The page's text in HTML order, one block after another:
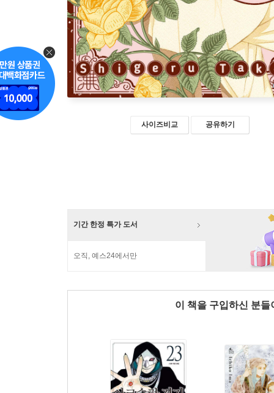
사이즈비교 공유하기
기간 한정 특가 도서
오직, 예스24에서만
이 책을 구입하신 분